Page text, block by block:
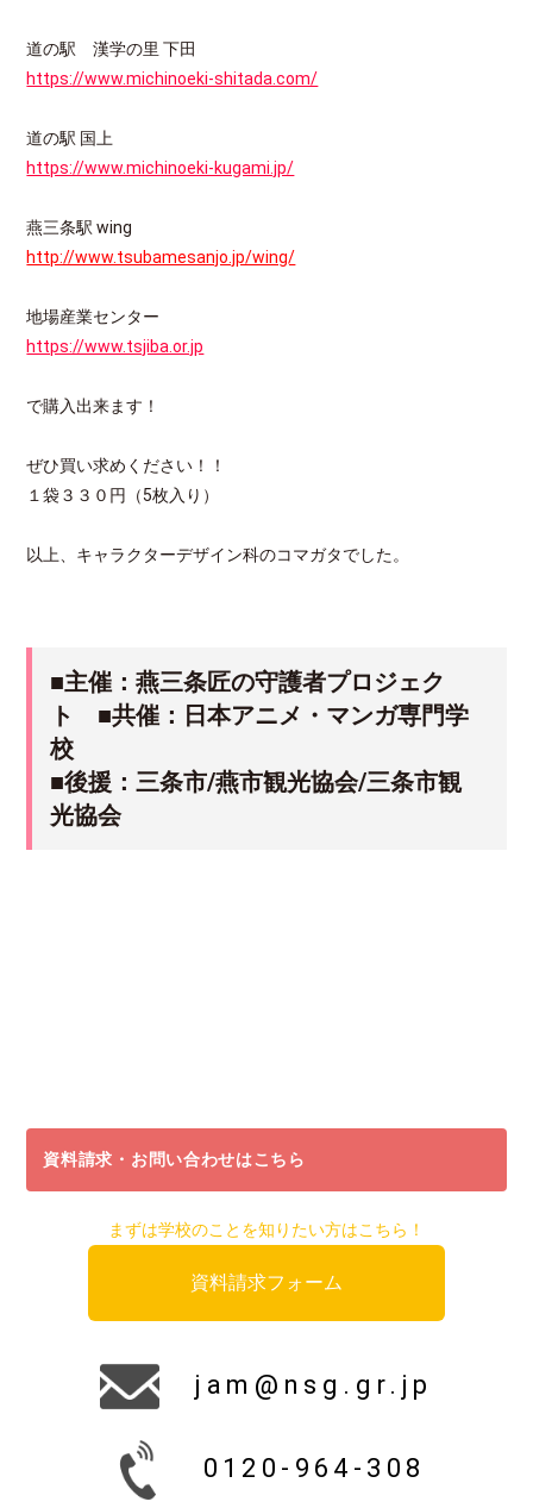
道の駅 漢学の里 下田
https://www.michinoeki-shitada.com/
道の駅 国上
https://www.michinoeki-kugami.jp/
燕三条駅 wing
http://www.tsubamesanjo.jp/wing/
地場産業センター
https://www.tsjiba.or.jp
で購入出来ます！
ぜひ買い求めください！！
１袋３３０円（5枚入り）
以上、キャラクターデザイン科のコマガタでした。
■主催：燕三条匠の守護者プロジェク
ト ■共催：日本アニメ・マンガ専門学
校
■後援：三条市/燕市観光協会/三条市観
光協会
資料請求・お問い合わせはこちら
まずは学校のことを知りたい方はこちら！
資料請求フォーム
jam@nsg.gr.jp
0120-964-308